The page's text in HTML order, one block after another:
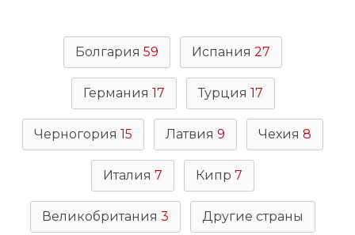
Болгария 59 Испания 27
Германия 17 Турция 17
Черногория 15 Латвия 9 Чехия 8
Италия 7 Кипр 7
Великобритания 3 Другие страны